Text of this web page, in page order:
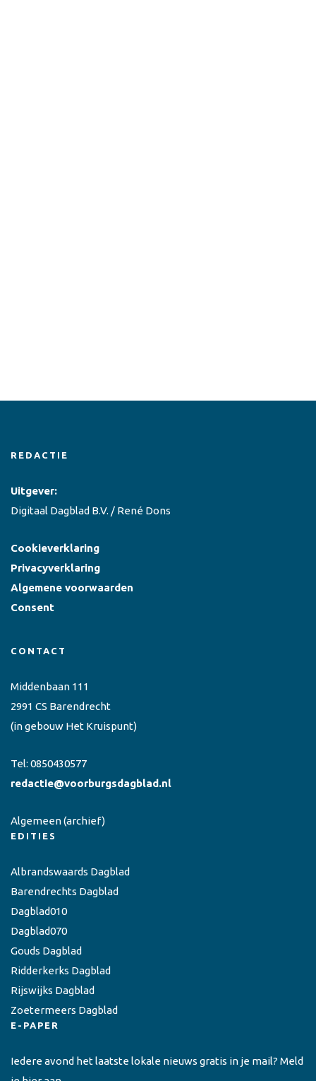
REDACTIE
Uitgever:
Digitaal Dagblad B.V. / René Dons
Cookieverklaring
Privacyverklaring
Algemene voorwaarden
Consent
CONTACT
Middenbaan 111
2991 CS Barendrecht
(in gebouw Het Kruispunt)
Tel: 0850430577
redactie@voorburgsdagblad.nl
Algemeen(archief)
EDITIES
Albrandswaards Dagblad
Barendrechts Dagblad
Dagblad010
Dagblad070
Gouds Dagblad
Ridderkerks Dagblad
Rijswijks Dagblad
Zoetermeers Dagblad
E-PAPER
Iedere avond het laatste lokale nieuws gratis in je mail? Meld